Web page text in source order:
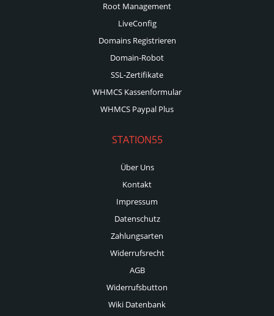
Root Management
LiveConfig
Domains Registrieren
Domain-Robot
SSL-Zertifikate
WHMCS Kassenformular
WHMCS Paypal Plus
STATION55
Über Uns
Kontakt
Impressum
Datenschutz
Zahlungsarten
Widerrufsrecht
AGB
Widerrufsbutton
Wiki Datenbank